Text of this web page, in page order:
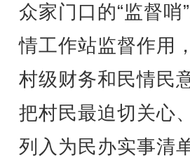
众家门口的“监督
情工作站监督作用
村级财务和民情民
把村民最迫切关心
列入为民办实事清